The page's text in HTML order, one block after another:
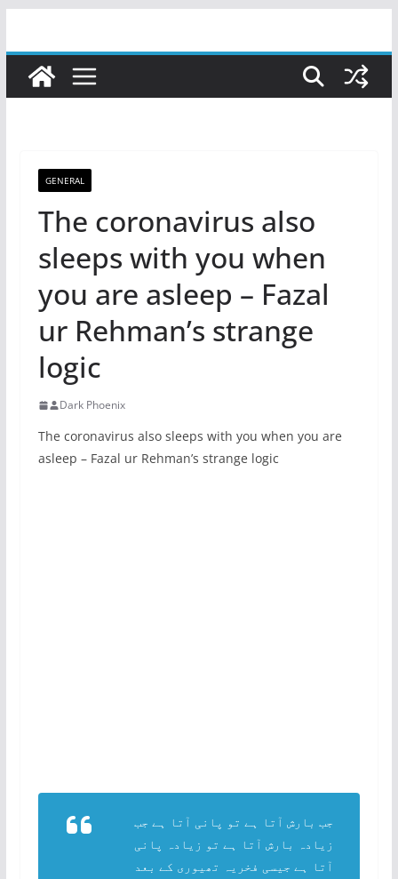
content
GENERAL
The coronavirus also
sleeps with you when
you are asleep – Fazal
ur Rehman’s strange
logic
Dark Phoenix
The coronavirus also sleeps with you when you are
asleep – Fazal ur Rehman’s strange logic
جب بارش آتا ہے تو پانی آتا ہے جب
زیادہ بارش آتا ہے تو زیادہ پانی
آتا ہے جیسی فخریہ تھیوری کے بعد